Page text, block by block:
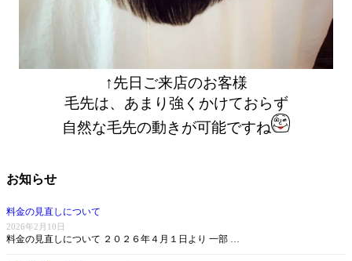
↑先日ご来店のお客様
毛先は、あまり強くかけておらず
自然な毛先の動きが可能ですね
お知らせ
料金の見直しについて
2026年2月10日
料金の見直しについて ２０２６年４月１日より 一部 …